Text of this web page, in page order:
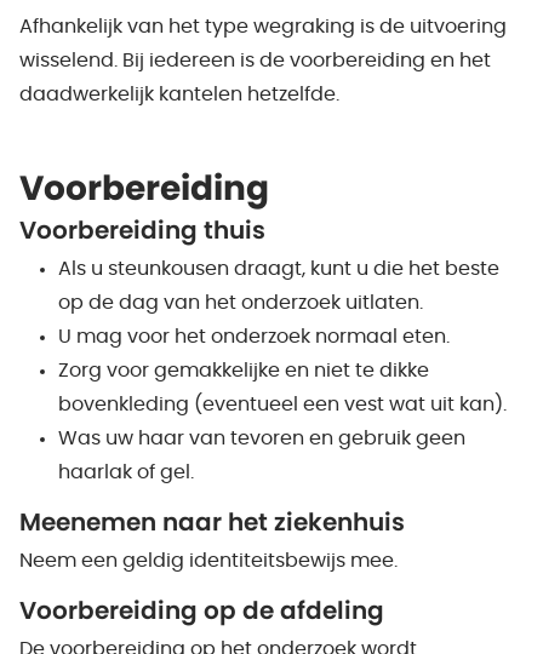
Afhankelijk van het type wegraking is de uitvoering
wisselend. Bij iedereen is de voorbereiding en het
daadwerkelijk kantelen hetzelfde.
Voorbereiding
Voorbereiding thuis
Als u steunkousen draagt, kunt u die het beste
op de dag van het onderzoek uitlaten.
U mag voor het onderzoek normaal eten.
Zorg voor gemakkelijke en niet te dikke
bovenkleding (eventueel een vest wat uit kan).
Was uw haar van tevoren en gebruik geen
haarlak of gel.
Meenemen naar het ziekenhuis
Neem een geldig identiteitsbewijs mee.
Voorbereiding op de afdeling
De voorbereiding op het onderzoek wordt